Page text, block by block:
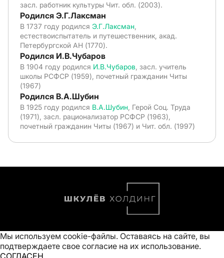
засл. работник культуры Чит. обл. (2003).
Родился Э.Г.Лаксман
В 1737 году родился Э.Г.Лаксман
естествоиспытатель и путешественник, акад.
Петербургской АН (1770).
Родился И.В.Чубаров
В 1904 году родился И.В.Чубаров , засл. учитель
школы РСФСР (1959), почетный гражданин Читы
(1967)
Родился В.А.Шубин
В 1925 году родился В.А.Шубин , Герой Соц. Труда
(1971), засл. рационализатор РСФСР (1963),
почетный гражданин Читы (1967) и Чит. обл. (1997)
Мы используем cookie-файлы. Оставаясь на сайте, вы
подтверждаете свое согласие на их использование.
СОГЛАСЕН